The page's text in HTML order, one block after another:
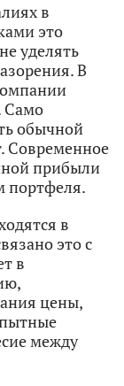
в
это
уделять
В
Само
обычной
Современное
прибыли
портфеля.
в
это с
в
цены,
между